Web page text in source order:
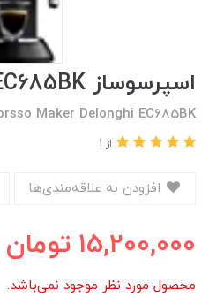
اسپرسوساز DELONGHI EC685BK
Maker Delonghi EC685BK
از 1
15,200,000 تومان
محصول مورد نظر موجود نمی‌باشد.